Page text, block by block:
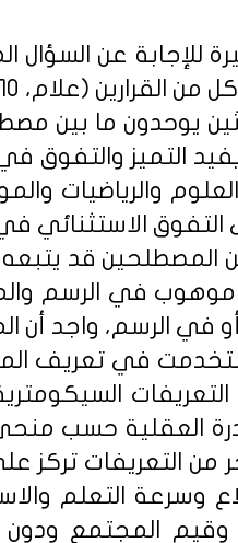
للإجابة عن السؤال
القرارين (علام، 2010).
أن هناك باحثين
التميز والتفوق
والرياضيات
التفوق الاستثنائي
المصطلحين قد
في الرسم
الرسم، واجد أن
في تعريف
العقلية حسب
من التعريفات تركز
وسرعة التعلم
وقيم المجتمع